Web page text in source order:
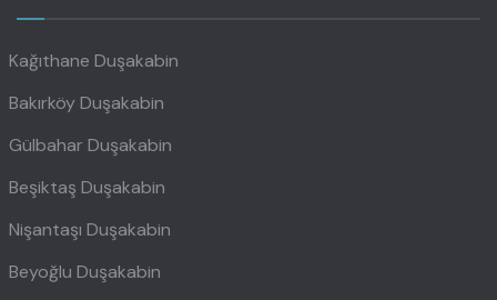
Kağıthane Duşakabin
Bakırköy Duşakabin
Gülbahar Duşakabin
Beşiktaş Duşakabin
Nişantaşı Duşakabin
Beyoğlu Duşakabin